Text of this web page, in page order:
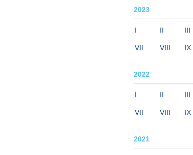
2023
I II III
VII VIII IX
2022
I II III
VII VIII IX
2021